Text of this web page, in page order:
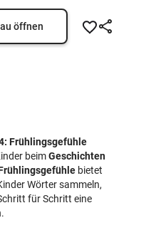
öffnen
Frühlingsgefühle
beimGeschichten
bietet
Wörter sammeln,
für Schritt eine